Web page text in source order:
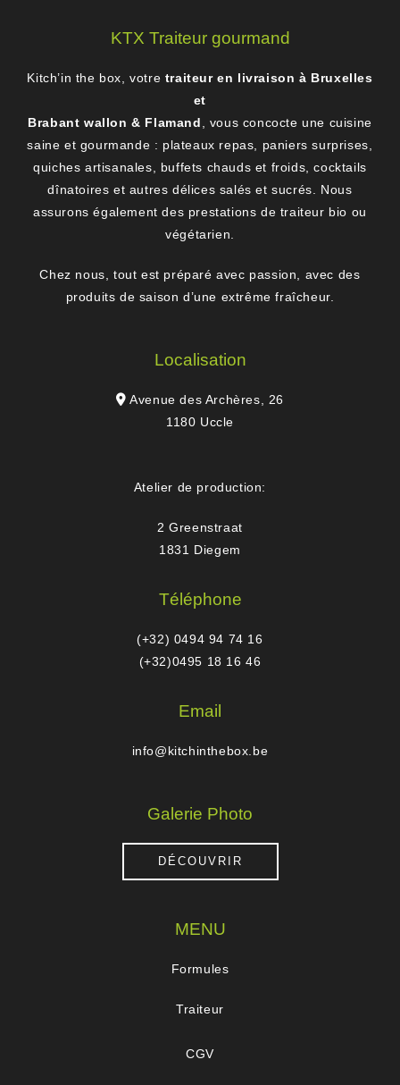
KTX Traiteur gourmand
Kitch’in the box, votre traiteur en livraison à Bruxelles
et
Brabant wallon & Flamand , vous concocte une cuisine
saine et gourmande : plateaux repas, paniers surprises,
quiches artisanales, buffets chauds et froids, cocktails
dînatoires et autres délices salés et sucrés. Nous
assurons également des prestations de traiteur bio ou
végétarien.
Chez nous, tout est préparé avec passion, avec des
produits de saison d’une extrême fraîcheur.
Localisation
Avenue des Archères, 26
1180 Uccle
Atelier de production:
2 Greenstraat
1831 Diegem
Téléphone
(+32) 0494 94 74 16
(+32)0495 18 16 46
Email
info@kitchinthebox.be
Galerie Photo
DÉCOUVRIR
MENU
Formules
Traiteur
CGV